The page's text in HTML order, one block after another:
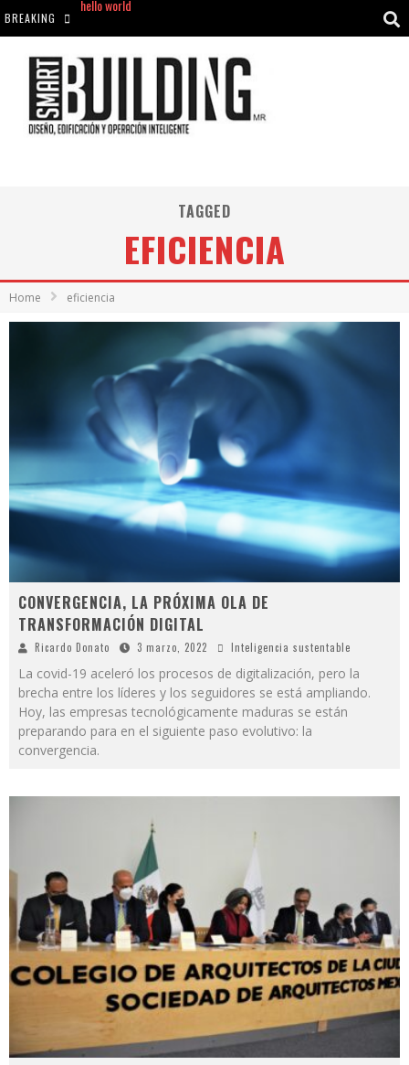
BREAKING
hello world
hello world
TAGGED
EFICIENCIA
Home eficiencia
CONVERGENCIA, LA PRÓXIMA OLA DE
TRANSFORMACIÓN DIGITAL
Ricardo Donato 3 marzo, 2022 Inteligencia sustentable
La covid-19 aceleró los procesos de digitalización, pero la
brecha entre los líderes y los seguidores se está ampliando.
Hoy, las empresas tecnológicamente maduras se están
preparando para en el siguiente paso evolutivo: la
convergencia.